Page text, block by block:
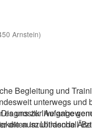
Arnstein)
Begleitung und
live
die auszubildende
uns zur Aufgabe
im Ultraschall-